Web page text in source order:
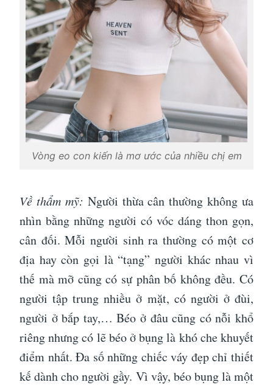
Vòng eo con kiến là mơ ước của nhiều chị em
Về thẩm mỹ: Người thừa cân thường không ưa
nhìn bằng những người có vóc dáng thon gọn,
cân đối. Mỗi người sinh ra thường có một cơ
địa hay còn gọi là “tạng” người khác nhau vì
thế mà mỡ cũng có sự phân bố không đều. Có
người tập trung nhiều ở mặt, có người ở đùi,
người ở bắp tay,… Béo ở đâu cũng có nỗi khổ
riêng nhưng có lẽ béo ở bụng là khó che khuyết
điểm nhất. Đa số những chiếc váy đẹp chỉ thiết
kế dành cho người gầy. Vì vậy, béo bụng là một